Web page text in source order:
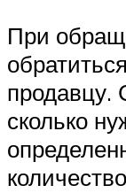
При
продавцу.
сколько